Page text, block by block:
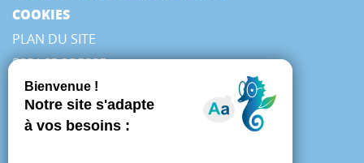
COOKIES
PLAN DU SITE
ESPACE PRESSE